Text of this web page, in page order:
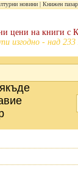
новини Книжен пазар
изгодно - над 233